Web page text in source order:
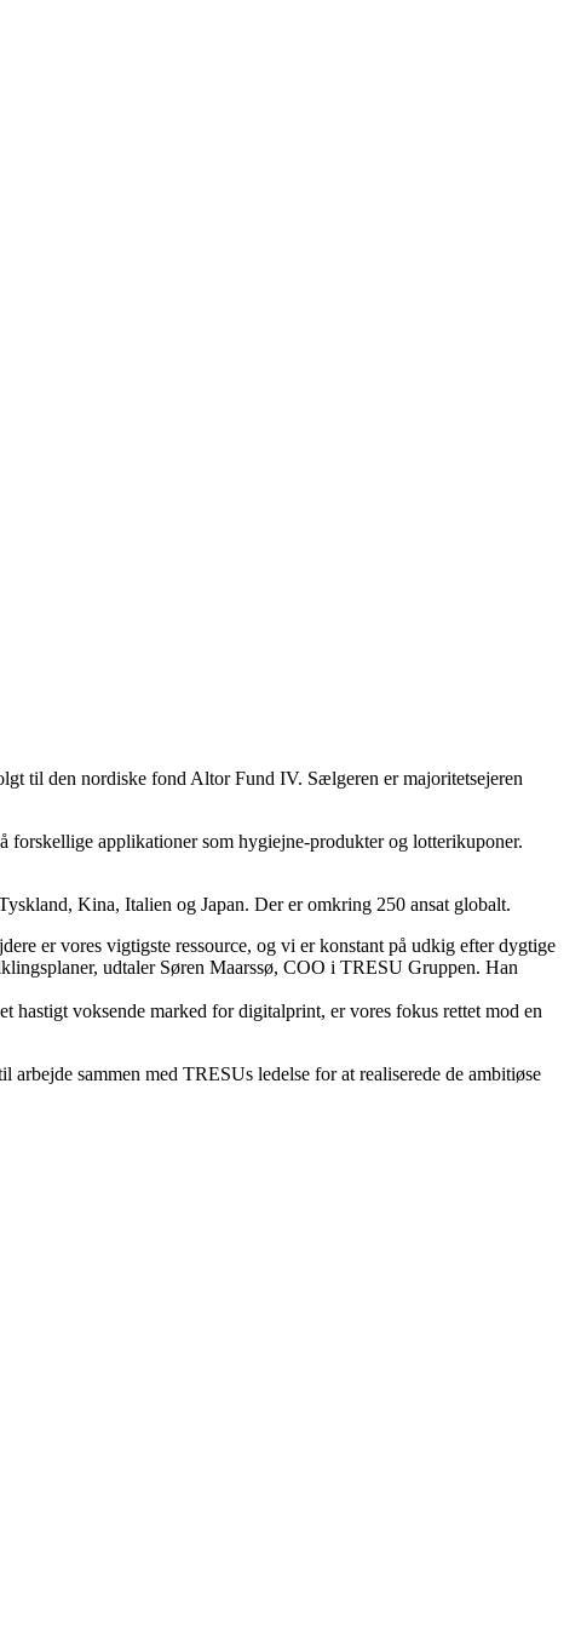
til den nordiske fond Altor Fund IV. Sælgeren er majoritetsejeren
applikationer som hygiejne-produkter og lotterikuponer.
Kina, Italien og Japan. Der er omkring 250 ansat globalt.
er vores vigtigste ressource, og vi er konstant på udkig efter dygtige
udtaler Søren Maarssø, COO i TRESU Gruppen. Han
hastigt voksende marked for digitalprint, er vores fokus rettet mod en
sammen med TRESUs ledelse for at realiserede de ambitiøse